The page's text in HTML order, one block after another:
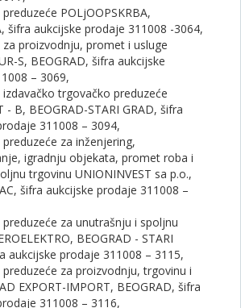
POLjOOPSKRBA,
šifra aukcijske prodaje 311008 -3064,
za proizvodnju, promet i usluge
S, BEOGRAD, šifra aukcijske
– 3069,
trgovačko preduzeće
- B, BEOGRAD-STARI GRAD, šifra
311008 – 3094,
za inženjering,
igradnju objekata, promet roba i
trgovinu UNIONINVEST sa p.o.,
šifra aukcijske prodaje 311008 –
za unutrašnju i spoljnu
BEOGRAD - STARI
aukcijske prodaje 311008 – 3115,
za proizvodnju, trgovinu i
EXPORT-IMPORT, BEOGRAD, šifra
311008 – 3116,